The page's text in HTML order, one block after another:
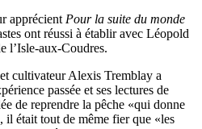
apprécient Pour la suite du monde
ont réussi à établir avec Léopold
l’Isle-aux-Coudres.
cultivateur Alexis Tremblay a
passée et ses lectures de
de reprendre la pêche «qui donne
il était tout de même fier que «les